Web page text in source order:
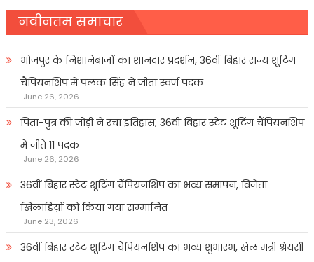
नवीनतम समाचार
भोजपुर के निशानेबाजों का शानदार प्रदर्शन, 36वीं बिहार राज्य शूटिंग
चैंपियनशिप में पलक सिंह ने जीता स्वर्ण पदक
June 26, 2026
पिता-पुत्र की जोड़ी ने रचा इतिहास, 36वीं बिहार स्टेट शूटिंग चैंपियनशिप
में जीते 11 पदक
June 26, 2026
36वीं बिहार स्टेट शूटिंग चैंपियनशिप का भव्य समापन, विजेता
खिलाडिय़ों को किया गया सम्मानित
June 23, 2026
36वीं बिहार स्टेट शूटिंग चैंपियनशिप का भव्य शुभारंभ, खेल मंत्री श्रेयसी